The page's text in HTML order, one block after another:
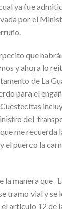
ya fue
por el
que
y ahora lo
de La
para el
del
me recuerda
puerco la
la manera que
tramo vial y
artículo 12 de